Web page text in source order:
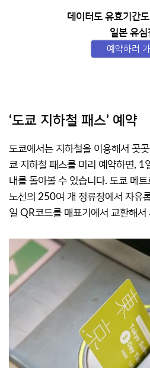
데이터도 유효기간
일본 유심
예약하러 가
‘도쿄 지하철 패스’ 예약
도쿄에서는 지하철을 이용해서 곳
쿄 지하철 패스를 미리 예약하면, 1
내를 돌아볼 수 있습니다. 도쿄 메
노선의 250여 개 정류장에서 자유
일 QR코드를 매표기에서 교환해서